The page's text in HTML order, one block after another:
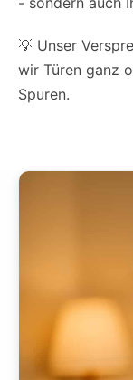
💡 Unser
wir Türen ganz
Spuren.